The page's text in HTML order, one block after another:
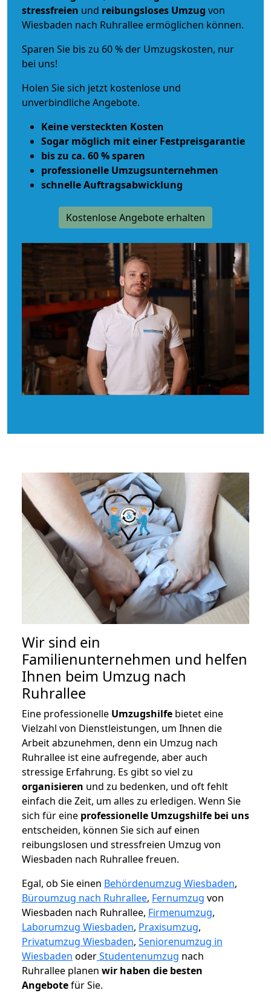
stressfreien und reibungsloses Umzug von
Wiesbaden nach Ruhrallee ermöglichen können.
Sparen Sie bis zu 60 % der Umzugskosten, nur
bei uns!
Holen Sie sich jetzt kostenlose und
unverbindliche Angebote.
Keine versteckten Kosten
Sogar möglich mit einer Festpreisgarantie
bis zu ca. 60 % sparen
professionelle Umzugsunternehmen
schnelle Auftragsabwicklung
Kostenlose Angebote erhalten
Wir sind ein
Familienunternehmen und helfen
Ihnen beim Umzug nach
Ruhrallee
Eine professionelle Umzugshilfe bietet eine
Vielzahl von Dienstleistungen, um Ihnen die
Arbeit abzunehmen, denn ein Umzug nach
Ruhrallee ist eine aufregende, aber auch
stressige Erfahrung. Es gibt so viel zu
organisieren und zu bedenken, und oft fehlt
einfach die Zeit, um alles zu erledigen. Wenn Sie
sich für eine professionelle Umzugshilfe bei uns
entscheiden, können Sie sich auf einen
reibungslosen und stressfreien Umzug von
Wiesbaden nach Ruhrallee freuen.
Egal, ob Sie einen Behördenumzug Wiesbaden,
Büroumzug nach Ruhrallee, Fernumzug von
Wiesbaden nach Ruhrallee, Firmenumzug,
Laborumzug Wiesbaden, Praxisumzug,
Privatumzug Wiesbaden, Seniorenumzug in
Wiesbaden oderStudentenumzug nach
Ruhrallee planen wir haben die besten
Angebotefür Sie.